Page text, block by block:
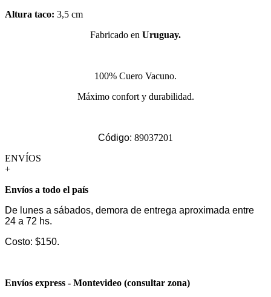
Altura taco: 3,5 cm
Fabricado en Uruguay.
100% Cuero Vacuno.
Máximo confort y durabilidad.
Código: 89037201
ENVÍOS
+
Envíos a todo el país
De lunes a sábados, demora de entrega aproximada entre
24 a 72 hs.
Costo: $150.
Envíos express - Montevideo (consultar zona)